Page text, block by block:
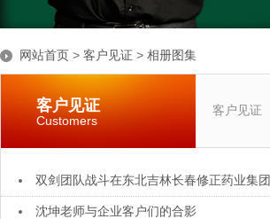
网站首页 > 客户见证 > 相册图集
客户见证
Customers
客户见证
双剑团队战斗在东北吉林长春修正药业集团
沈坤老师与企业客户们的合影